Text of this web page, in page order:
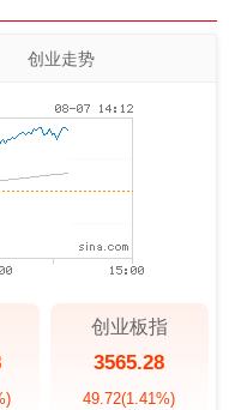
创业走势
创业板指
3565.28
49.72(1.41%)